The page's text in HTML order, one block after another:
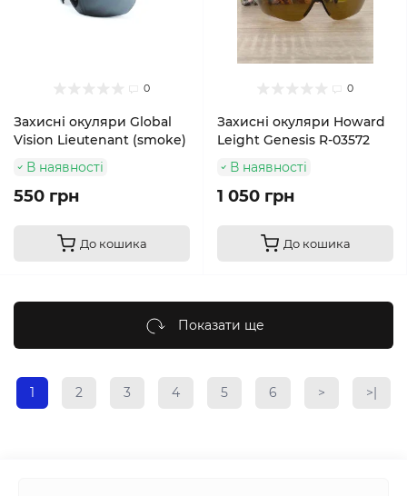
0
Захисні окуляри Global
Vision Lieutenant (smoke)
В наявності
550 грн
До кошика
0
Захисні окуляри Howard
Leight Genesis R-03572
В наявності
1 050 грн
До кошика
Показати ще
1 2 3 4 5 6 > >|